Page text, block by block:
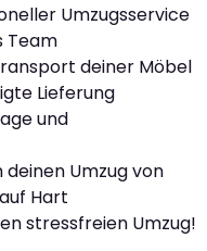
Umzugsservice
Team
deiner Möbel
Lieferung
und
Umzug von
Hart
stressfreien Umzug!